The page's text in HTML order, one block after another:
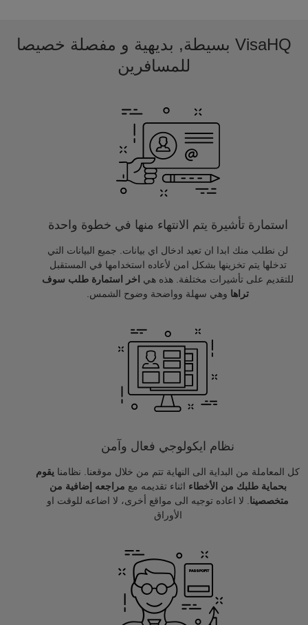
VisaHQ بسيطة, بديهية و مفصلة خصيصا
للمسافرين
استمارة تأشيرة يتم الانتهاء منها في خطوة واحدة
لن نطلب منك ابدا ان تعيد ادخال اي بيانات. جميع البيانات التي
تدخلها يتم تخزينها بشكل امن لأعاده استخدامها في المستقبل
للتقديم على تأشيرات مختلفة. هذه هي
اخر استمارة طلب سوف
تراها وهي سهلة وواضحة وضوح الشمس.
نظام ايكولوجي فعال وآمن
كل المعاملة من البداية الى النهاية تتم من خلال موقعنا. نظامنا يقوم
بحماية طلبك من الأخطاء اثناء تقديمه مع مراجعه إضافية من
متخصصينا . لا اعاده توجيه الى مواقع أخرى، لا اضاعه للوقت او
الأوراق